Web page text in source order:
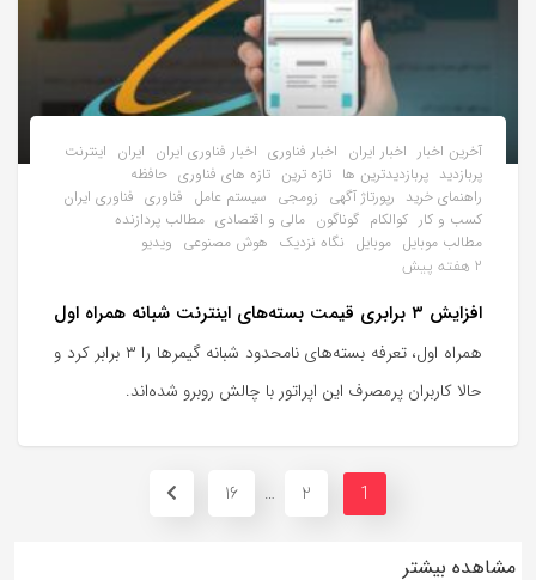
آخرین اخبار اخبار ایران اخبار فناوری اخبار فناوری ایران ایران اینترنت
پربازدید پربازدیدترین ها تازه ترین تازه های فناوری حافظه
راهنمای خرید رپورتاژ آگهی زومجی سیستم عامل فناوری فناوری ایران
کسب و کار کوالکام گوناگون مالی و اقتصادی مطالب پردازنده
مطالب موبایل موبایل نگاه نزدیک هوش مصنوعی ویدیو
2 هفته پیش
افزایش ۳ برابری قیمت بسته‌های اینترنت شبانه همراه اول
همراه اول، تعرفه بسته‌های نامحدود شبانه گیمرها را ۳ برابر کرد و‌
حالا کاربران پرمصرف این اپراتور با چالش روبرو شده‌اند.
1
2
…
16
مشاهده بیشتر